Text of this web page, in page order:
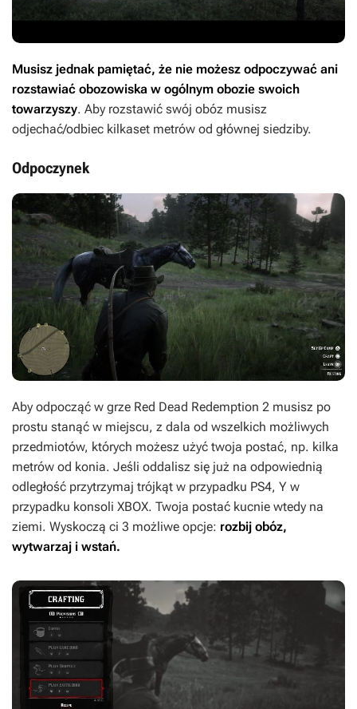
Musisz jednak pamiętać, że nie możesz odpoczywać ani
rozstawiać obozowiska w ogólnym obozie swoich
towarzyszy. Aby rozstawić swój obóz musisz
odjechać/odbiec kilkaset metrów od głównej siedziby.
Odpoczynek
Aby odpocząć w grze Red Dead Redemption 2 musisz po
prostu stanąć w miejscu, z dala od wszelkich możliwych
przedmiotów, których możesz użyć twoja postać, np. kilka
metrów od konia. Jeśli oddalisz się już na odpowiednią
odległość przytrzymaj trójkąt w przypadku PS4, Y w
przypadku konsoli XBOX. Twoja postać kucnie wtedy na
ziemi. Wyskoczą ci 3 możliwe opcje: rozbij obóz,
wytwarzaj i wstań.